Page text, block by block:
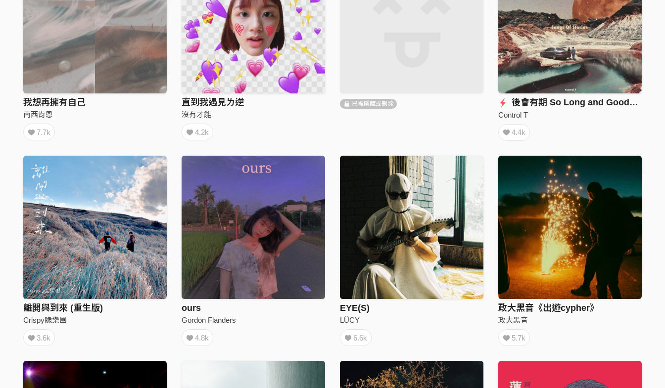
我想再擁有自己
南西肯恩
7.7k
直到我遇見ㄌ逆
沒有才能
4.2k
已被隱藏或刪除 後會有期 So Long and Goodbye
Control T
4.4k
離開與到來 (重生版)
Crispy脆樂團
3.6k
ours
Gordon Flanders
4.8k
EYE(S)
LÜCY
6.6k
政大黑音《出遊cypher》
政大黑音
5.7k